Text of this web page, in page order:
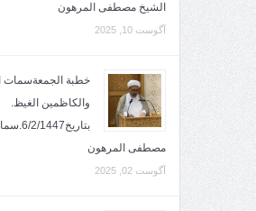
الشيخ مصطفى المرهون
آگوست 10, 2025
والكاظمين الغيظ.
بتاريخ6/
مصطفى المرهون
آگوست 02, 2025